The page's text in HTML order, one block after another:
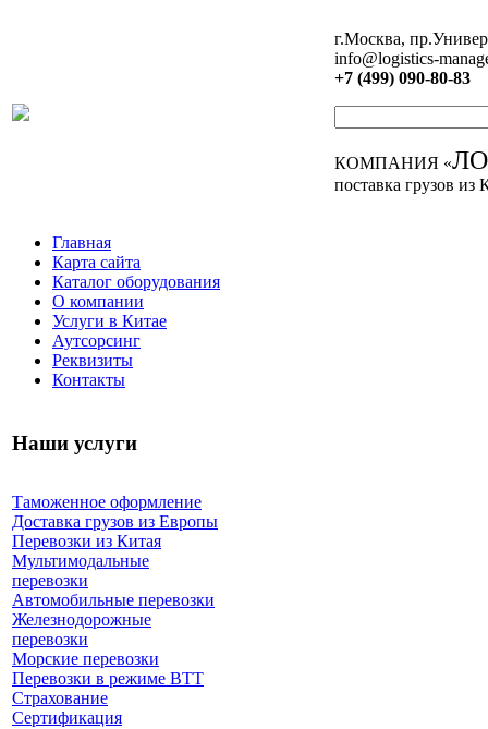
г.Москва,
info@logistics-
+7 (499) 090-80-83
КОМПАНИЯ «
поставка грузов из
Главная
Карта сайта
Каталог оборудования
О компании
Услуги в Китае
Аутсорсинг
Реквизиты
Контакты
Наши услуги
Таможенное оформление
Доставка грузов из Европы
Перевозки из Китая
Мультимодальные
перевозки
Автомобильные перевозки
Железнодорожные
перевозки
Морские перевозки
Перевозки в режиме ВТТ
Страхование
Сертификация